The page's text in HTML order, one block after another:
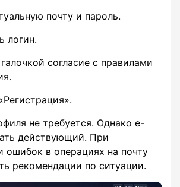
почту и пароль.
логин.
согласие с правилами
не требуется. Однако e-
действующий. При
ошибок в операциях на почту
рекомендации по ситуации.